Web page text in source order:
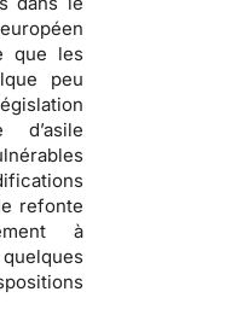
que les
peu
d’asile
refonte
à